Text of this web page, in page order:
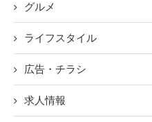
グルメ
ライフスタイル
広告・チラシ
求人情報